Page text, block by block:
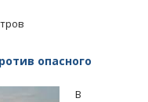
опасного
В